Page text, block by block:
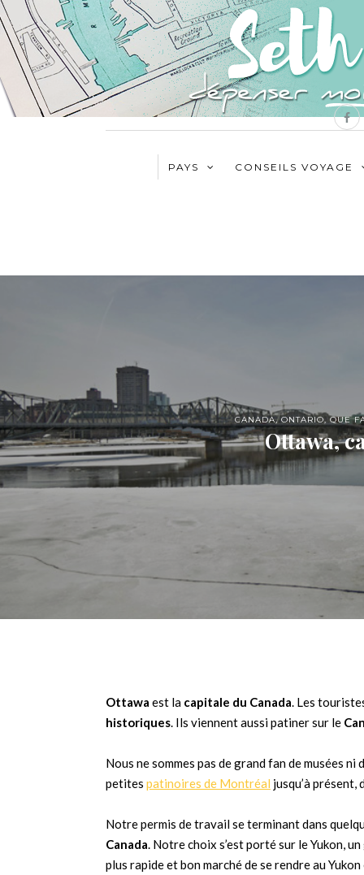
PAYS CONSEILS VOYAGE
CANADA,ONTARIO, QUE
Ottawa,
Ottawa est la capitale du Canada. Les
historiques. Ils viennent aussi patiner sur le
Nous ne sommes pas de grand fan de musées
petites patinoires de Montréal jusqu’à
Notre permis de travail se terminant dans
Canada. Notre choix s’est porté sur le Yukon,
plus rapide et bon marché de se rendre au